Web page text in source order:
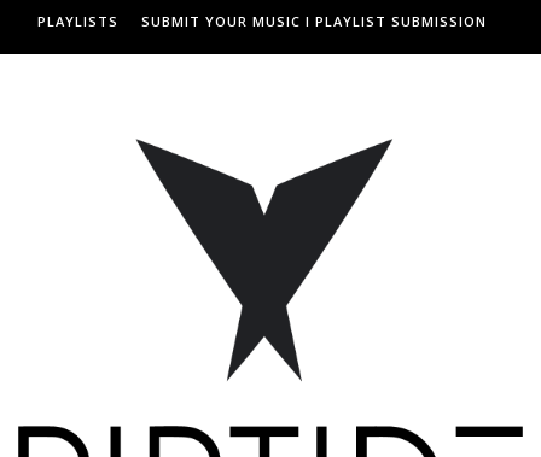
PLAYLISTS SUBMIT YOUR MUSIC I PLAYLIST SUBMISSION